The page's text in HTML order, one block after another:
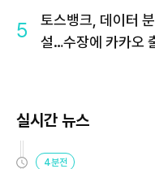
5
토스뱅크, 데이터
설…수장에 카카오
실시간 뉴스
4분전